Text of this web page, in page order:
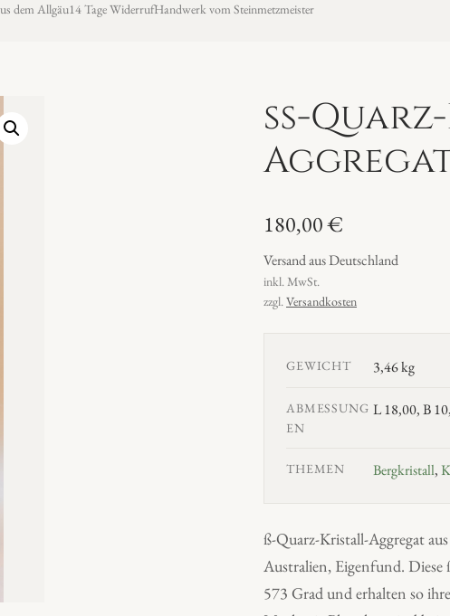
dem Allgäu14 Tage WiderrufHandwerk vom Steinmetzmeister
ß-
180,00€
Versand aus Deutschland
inkl. MwSt.
zzgl.Versandkosten
GEWICHT 3,46 kg
ABMESSUNG
EN
L 18,00, B
THEMEN Bergkristall,
ß-Quarz-Kristall-Aggregat
Australien, Eigenfund. Diese
573 Grad und erhalten so